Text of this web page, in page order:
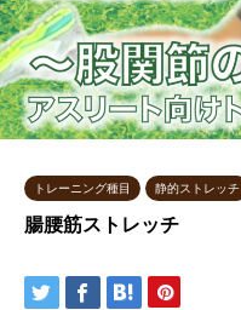
トレーニング種目 静的ストレッチ
腸腰筋ストレッチ